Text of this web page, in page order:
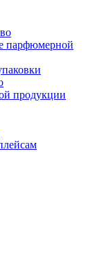
парфюмерной
продукции